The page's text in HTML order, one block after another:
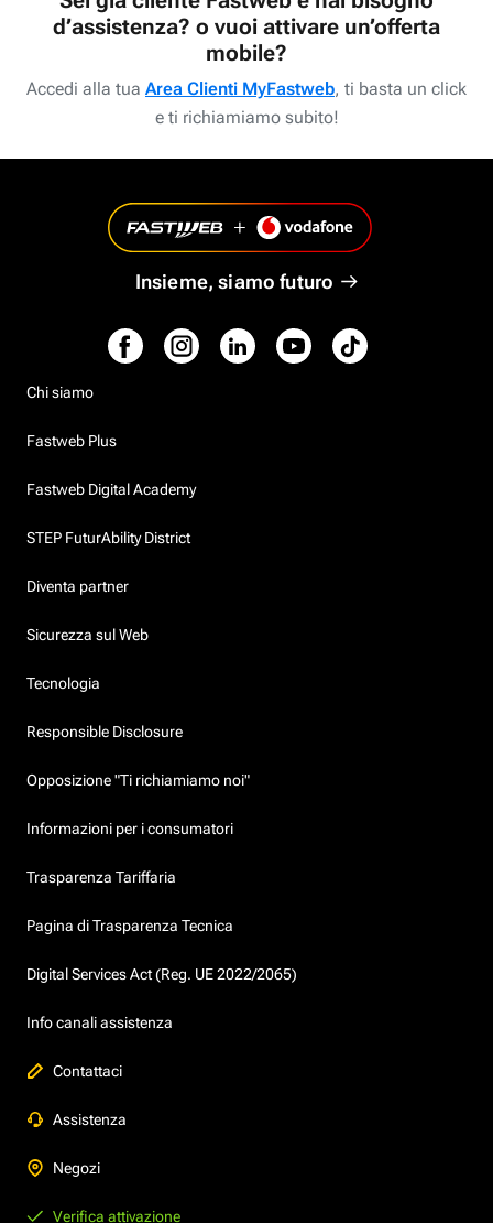
d’assistenza? o vuoi attivare un’offerta
mobile?
Accedi alla tua Area Clienti MyFastweb, ti basta un click
e ti richiamiamo subito!
Insieme, siamo futuro
Chi siamo
Fastweb Plus
Fastweb Digital Academy
STEP FuturAbility District
Diventa partner
Sicurezza sul Web
Tecnologia
Responsible Disclosure
Opposizione "Ti richiamiamo noi"
Informazioni per i consumatori
Trasparenza Tariffaria
Pagina di Trasparenza Tecnica
Digital Services Act (Reg. UE 2022/2065)
Info canali assistenza
Contattaci
Assistenza
Negozi
Verifica attivazione